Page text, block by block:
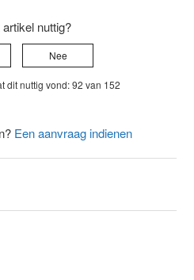
nuttig?
Nee
dit nuttig vond: 92 van 152
Een aanvraag indienen